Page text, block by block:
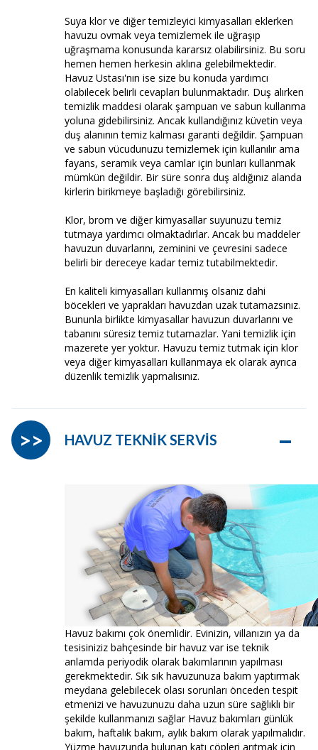
Suya klor ve diğer temizleyici kimyasalları eklerken
havuzu ovmak veya temizlemek ile uğraşıp
uğraşmama konusunda kararsız olabilirsiniz. Bu soru
hemen hemen herkesin aklına gelebilmektedir.
Havuz Ustası'nın ise size bu konuda yardımcı
olabilecek belirli cevapları bulunmaktadır. Duş alırken
temizlik maddesi olarak şampuan ve sabun kullanma
yoluna gidebilirsiniz. Ancak kullandığınız küvetin veya
duş alanının temiz kalması garanti değildir. Şampuan
ve sabun vücudunuzu temizlemek için kullanılır ama
fayans, seramik veya camlar için bunları kullanmak
mümkün değildir. Bir süre sonra duş aldığınız alanda
kirlerin birikmeye başladığı görebilirsiniz.
Klor, brom ve diğer kimyasallar suyunuzu temiz
tutmaya yardımcı olmaktadırlar. Ancak bu maddeler
havuzun duvarlarını, zeminini ve çevresini sadece
belirli bir dereceye kadar temiz tutabilmektedir.
En kaliteli kimyasalları kullanmış olsanız dahi
böcekleri ve yaprakları havuzdan uzak tutamazsınız.
Bununla birlikte kimyasallar havuzun duvarlarını ve
tabanını süresiz temiz tutamazlar. Yani temizlik için
mazerete yer yoktur. Havuzu temiz tutmak için klor
veya diğer kimyasalları kullanmaya ek olarak ayrıca
düzenlik temizlik yapmalısınız.
HAVUZ TEKNİK SERVİS –
>>
Havuz bakımı çok önemlidir. Evinizin, villanızın ya da
tesisiniziz bahçesinde bir havuz var ise teknik
anlamda periyodik olarak bakımlarının yapılması
gerekmektedir. Sık sık havuzunuza bakım yaptırmak
meydana gelebilecek olası sorunları önceden tespit
etmenizi ve havuzunuzu daha uzun süre sağlıklı bir
şekilde kullanmanızı sağlar Havuz bakımları günlük
bakım, haftalık bakım, aylık bakım olarak yapılmalıdır.
Yüzme havuzunda bulunan katı çöpleri arıtmak için